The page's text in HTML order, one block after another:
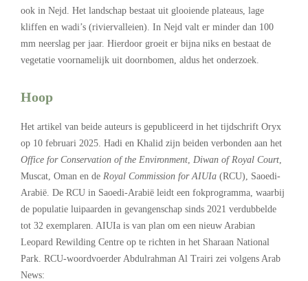
ook in Nejd. Het landschap bestaat uit glooiende plateaus, lage
kliffen en wadi’s (riviervalleien). In Nejd valt er minder dan 100
mm neerslag per jaar. Hierdoor groeit er bijna niks en bestaat de
vegetatie voornamelijk uit doornbomen, aldus het onderzoek.
Hoop
Het artikel van beide auteurs is gepubliceerd in het tijdschrift Oryx
op 10 februari 2025. Hadi en Khalid zijn beiden verbonden aan het
Office for Conservation of the Environment Diwan of Royal Court
Muscat, Oman en de Royal Commission for AIUIa (RCU), Saoedi-
Arabië. De RCU in Saoedi-Arabië leidt een fokprogramma, waarbij
de populatie luipaarden in gevangenschap sinds 2021 verdubbelde
tot 32 exemplaren. AIUIa is van plan om een nieuw Arabian
Leopard Rewilding Centre op te richten in het Sharaan National
Park. RCU-woordvoerder Abdulrahman Al Trairi zei volgens Arab
News: